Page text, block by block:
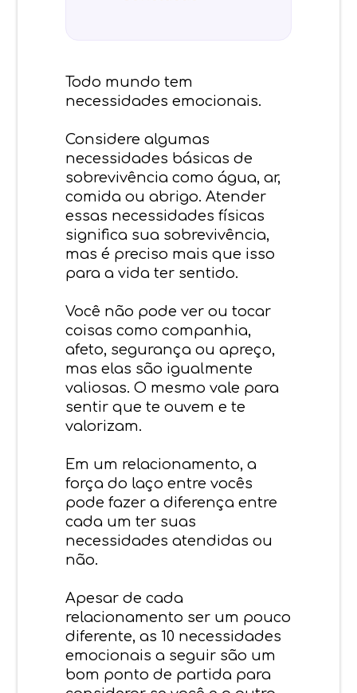
Todo mundo tem
necessidades emocionais.
Considere algumas
necessidades básicas de
sobrevivência como água, ar,
comida ou abrigo. Atender
essas necessidades físicas
significa sua sobrevivência,
mas é preciso mais que isso
para a vida ter sentido.
Você não pode ver ou tocar
coisas como companhia,
afeto, segurança ou apreço,
mas elas são igualmente
valiosas. O mesmo vale para
sentir que te ouvem e te
valorizam.
Em um relacionamento, a
força do laço entre vocês
pode fazer a diferença entre
cada um ter suas
necessidades atendidas ou
não.
Apesar de cada
relacionamento ser um pouco
diferente, as 10 necessidades
emocionais a seguir são um
bom ponto de partida para